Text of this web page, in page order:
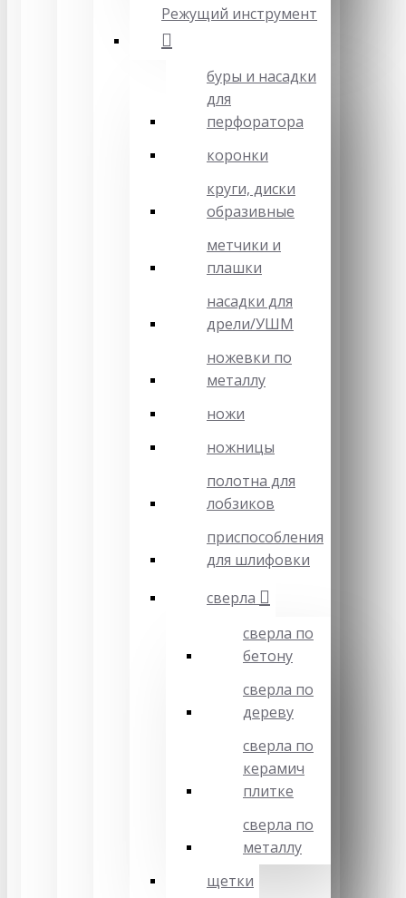
Режущий инструмент
буры и насадки
для
перфоратора
коронки
круги, диски
образивные
метчики и
плашки
насадки для
дрели/УШМ
ножевки по
металлу
ножи
ножницы
полотна для
лобзиков
приспособления
для шлифовки
сверла
сверла по
бетону
сверла по
дереву
сверла по
керамич
плитке
сверла по
металлу
щетки